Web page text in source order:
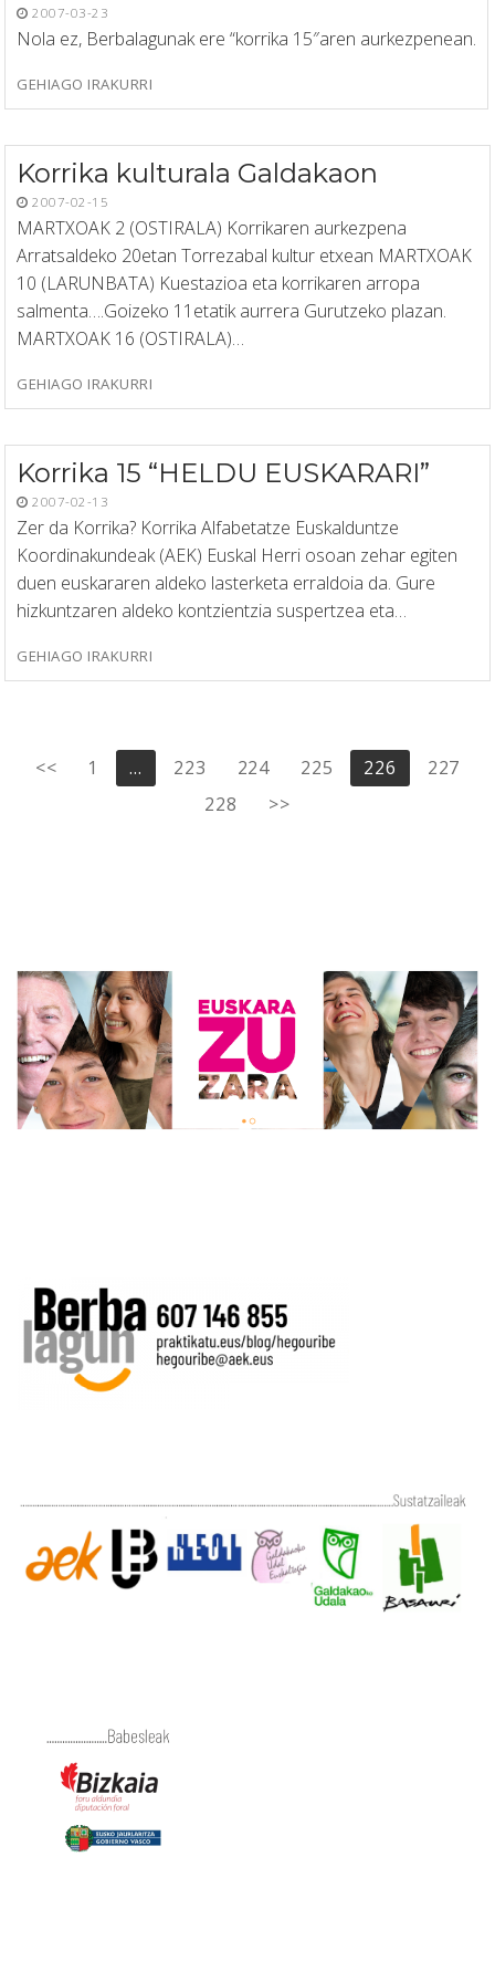
2007-03-23
Nola ez, Berbalagunak ere “korrika 15″aren aurkezpenean.
GEHIAGO IRAKURRI
Korrika kulturala Galdakaon
2007-02-15
MARTXOAK 2 (OSTIRALA) Korrikaren aurkezpena
Arratsaldeko 20etan Torrezabal kultur etxean MARTXOAK
10 (LARUNBATA) Kuestazioa eta korrikaren arropa
salmenta….Goizeko 11etatik aurrera Gurutzeko plazan.
MARTXOAK 16 (OSTIRALA)…
GEHIAGO IRAKURRI
Korrika 15 “HELDU EUSKARARI”
2007-02-13
Zer da Korrika? Korrika Alfabetatze Euskalduntze
Koordinakundeak (AEK) Euskal Herri osoan zehar egiten
duen euskararen aldeko lasterketa erraldoia da. Gure
hizkuntzaren aldeko kontzientzia suspertzea eta…
GEHIAGO IRAKURRI
Posts
pagination
<< 1 … 223 224 225 226
227
228
>>